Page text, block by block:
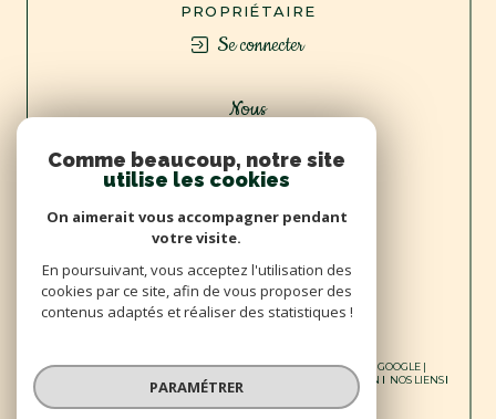
PROPRIÉTAIRE
Se connecter
Nous
© 2026 | TOUS DROITS RÉSERVÉS | TRADUCTION POWERED BY GOOGLE |
PLAN DU SITE ADMIN
NOS LIENS
POLITIQUE RGPD
Comme beaucoup, notre site
utilise les cookies
On aimerait vous accompagner pendant
votre visite.
En poursuivant, vous acceptez l'utilisation des
cookies par ce site, afin de vous proposer des
contenus adaptés et réaliser des statistiques !
PARAMÉTRER